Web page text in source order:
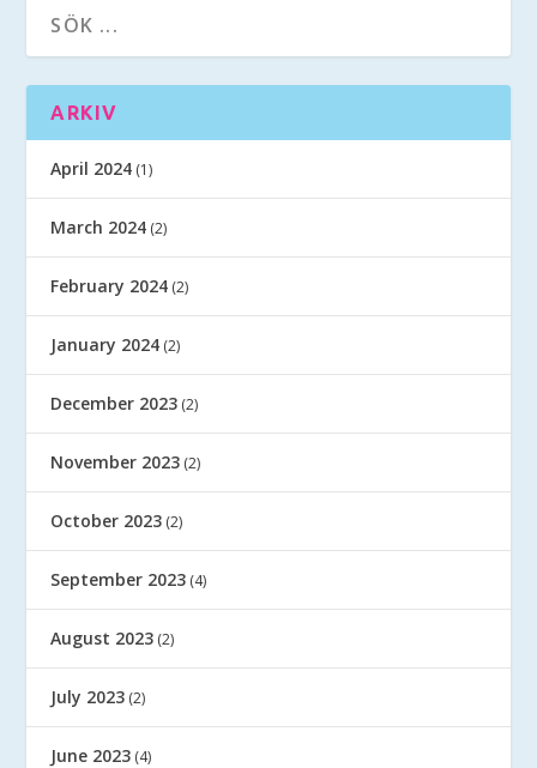
ARKIV
April 2024 (1)
March 2024 (2)
February 2024 (2)
January 2024 (2)
December 2023 (2)
November 2023 (2)
October 2023 (2)
September 2023 (4)
August 2023 (2)
July 2023 (2)
June 2023 (4)